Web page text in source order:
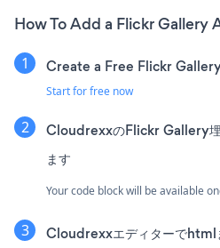
How To Add a Flickr Gallery
Create a Free Flickr
Start for free now
CloudrexxのFlickr Gallery埋
ます
Your code block will be available
Cloudrexxエディターでhtml